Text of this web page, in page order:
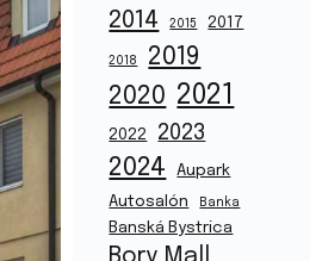
2014 2015 2017
2018
2019
2020 2021
2022 2023
2024
Aupark
Autosalón
Banka
Banská Bystrica